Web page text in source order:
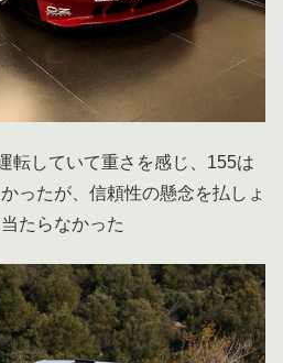
転していて重さを感じ、155は
ったが、信頼性の懸念を払しょ
たらなかった